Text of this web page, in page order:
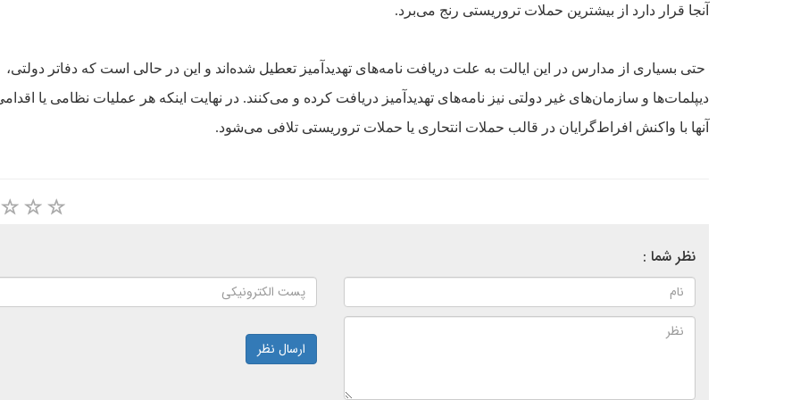
آنجا قرار دارد از بيشترين حملات تروريستى رنج مى‌برد.
حتى بسيارى از مدارس در اين ايالت به علت دريافت نامه‌هاى تهديد‌آميز تعطيل شد‌ه‌اند و اين در حالى است که دفاتر دولتى،
ديپلمات‌ها و سازمان‌هاى غير دولتى نيز نامه‌هاى تهديد‌آميز دريافت کرده و مى‌کنند. در نهايت اينکه هر عمليات نظامى يا
آنها با واکنش افراط‌گرايان در قالب حملات انتحارى يا حملات تروريستى تلافى مى‌شود.
نظر شما :
ارسال نظر